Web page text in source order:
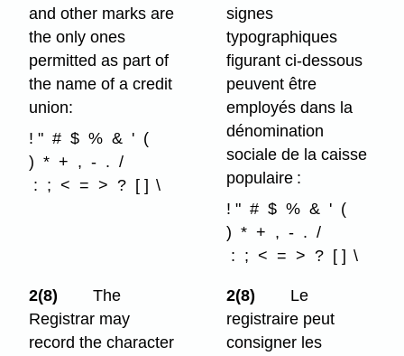
and other marks are
the only ones
permitted as part of
the name of a credit
union:
! " # $ % & ' (
) * + , - . /
: ; < = > ? [ ] \
signes
typographiques
figurant ci-dessous
peuvent être
employés dans la
dénomination
sociale de la caisse
populaire :
! " # $ % & ' (
) * + , - . /
: ; < = > ? [ ] \
2(8)
The
Registrar may
record the character
2(8)
Le
registraire peut
consigner les